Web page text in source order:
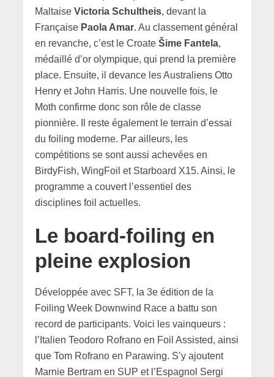
Maltaise Victoria Schultheis, devant la
Française Paola Amar. Au classement général
en revanche, c’est le Croate Šime Fantela,
médaillé d’or olympique, qui prend la première
place. Ensuite, il devance les Australiens Otto
Henry et John Harris. Une nouvelle fois, le
Moth confirme donc son rôle de classe
pionnière. Il reste également le terrain d’essai
du foiling moderne. Par ailleurs, les
compétitions se sont aussi achevées en
BirdyFish, WingFoil et Starboard X15. Ainsi, le
programme a couvert l’essentiel des
disciplines foil actuelles.
Le board-foiling en
pleine explosion
Développée avec SFT, la 3e édition de la
Foiling Week Downwind Race a battu son
record de participants. Voici les vainqueurs :
l’Italien Teodoro Rofrano en Foil Assisted, ainsi
que Tom Rofrano en Parawing. S’y ajoutent
Marnie Bertram en SUP et l’Espagnol Sergi